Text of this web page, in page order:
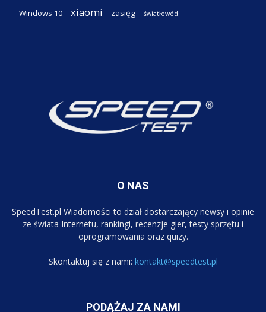
Windows 10 xiaomi zasięg światłowód
O NAS
SpeedTest.pl Wiadomości to dział dostarczający newsy i opinie
ze świata Internetu, rankingi, recenzje gier, testy sprzętu i
oprogramowania oraz quizy.
Skontaktuj się z nami: kontakt@speedtest.pl
PODĄŻAJ ZA NAMI